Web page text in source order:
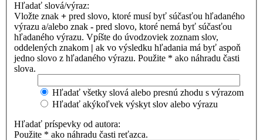
Hľadať slová/výraz:
Vložte znak + pred slovo, ktoré musí byť súčasťou hľadaného
výrazu a/alebo znak - pred slovo, ktoré nemá byť súčasťou
hľadaného výrazu. Vpíšte do úvodzoviek zoznam slov,
oddelených znakom | ak vo výsledku hľadania má byť aspoň
jedno slovo z hľadaného výrazu. Použite * ako náhradu časti
slova.
Hľadať všetky slová alebo presnú zhodu s výrazom
Hľadať akýkoľvek výskyt slov alebo výrazu
Hľadať príspevky od autora:
Použite * ako náhradu časti reťazca.